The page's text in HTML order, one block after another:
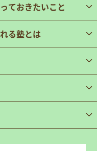
ておきたいこと
る塾とは